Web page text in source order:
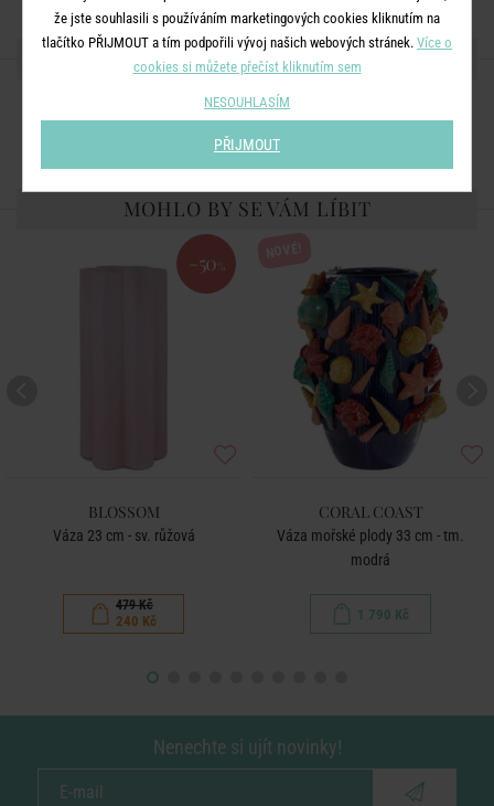
SDÍLEJTE S PŘÁTELI
MOHLO BY SE VÁM LÍBIT
-50 %
BLOSSOM
Váza 23 cm - sv. růžová
479 Kč
240 Kč
CORAL COAST
Váza mořské plody 33 cm - tm.
modrá
1 790 Kč
Nenechte si ujít novinky!
že jste souhlasili s používáním marketingových cookies kliknutím na
tlačítko PŘIJMOUT a tím podpořili vývoj našich webových stránek. Více o
cookies si můžete přečíst kliknutím sem
NESOUHLASÍM
PŘIJMOUT